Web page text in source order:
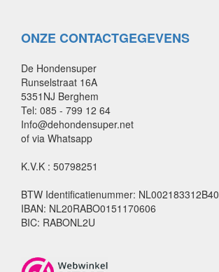
ONZE CONTACTGEGEVENS
De Hondensuper
Runselstraat 16A
5351NJ Berghem
Tel: 085 - 799 12 64
Info@dehondensuper.net
of via Whatsapp
K.V.K : 50798251
BTW Identificatienummer: NL002183312B40
IBAN: NL20RABO0151170606
BIC: RABONL2U